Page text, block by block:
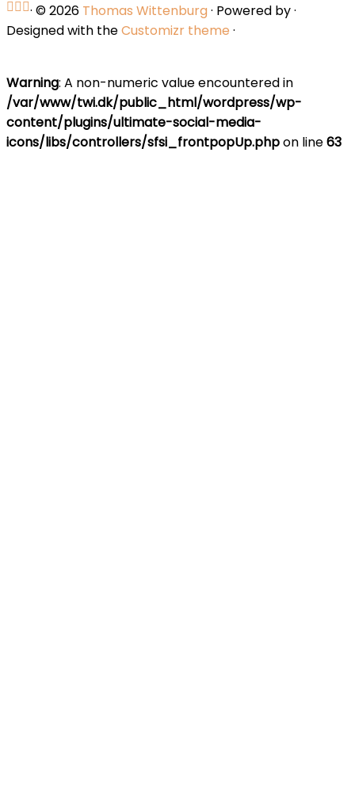
· © 2026 Thomas Wittenburg · Powered by·
Designed with theCustomizr theme ·
Warning: A non-numeric value encountered in
/var/www/twi.dk/public_html/wordpress/wp-
content/plugins/ultimate-social-media-
icons/libs/controllers/sfsi_frontpopUp.phpon line63